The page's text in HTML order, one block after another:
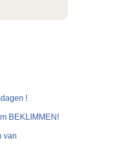
!
BEKLIMMEN!
van